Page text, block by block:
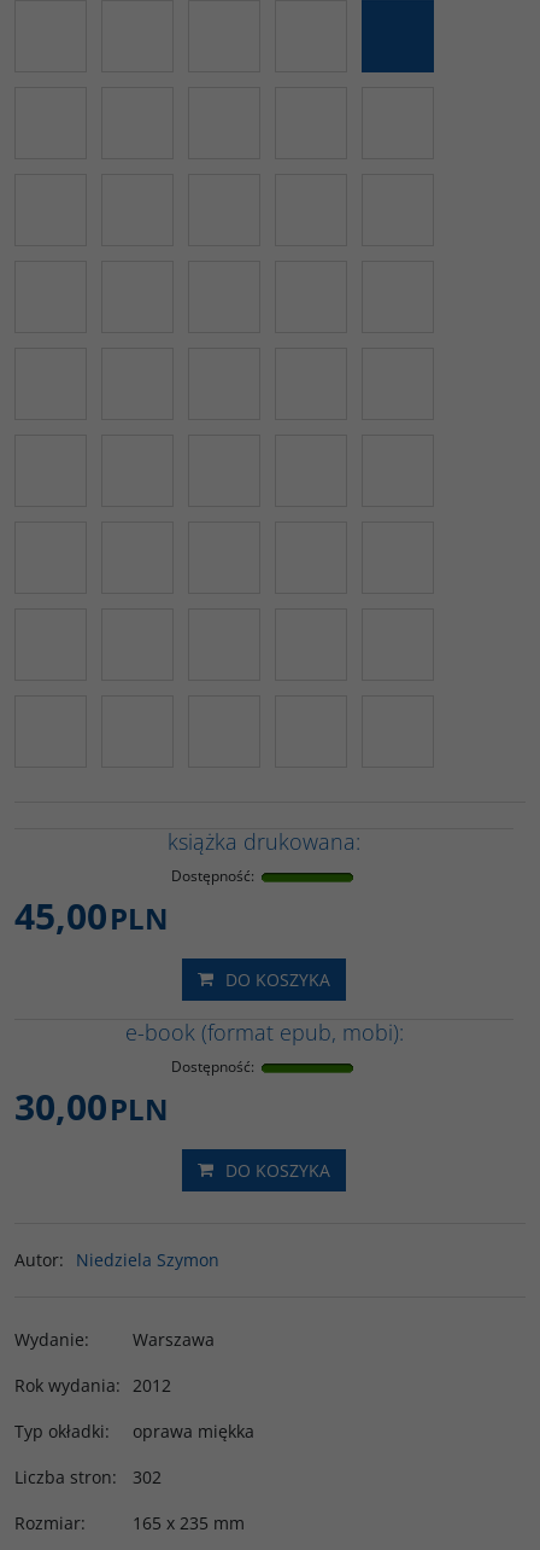
książka drukowana:
Dostępność:
45,00PLN
DO KOSZYKA
e-book (format epub, mobi):
Dostępność:
30,00PLN
DO KOSZYKA
Autor: Niedziela Szymon
Wydanie:
Warszawa
Rok wydania: 2012
Typ okładki:
oprawa miękka
Liczba stron:
302
Rozmiar: 165 x 235 mm